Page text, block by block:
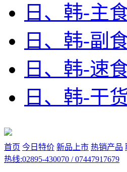
日、韩-主
日、韩-副
日、韩-速
日、韩-干
首页 今日特价 新品上市 热销产品
热线:02895-430070 / 07447917679